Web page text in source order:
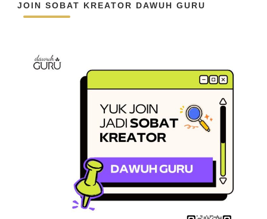
JOIN SOBAT KREATOR DAWUH GURU